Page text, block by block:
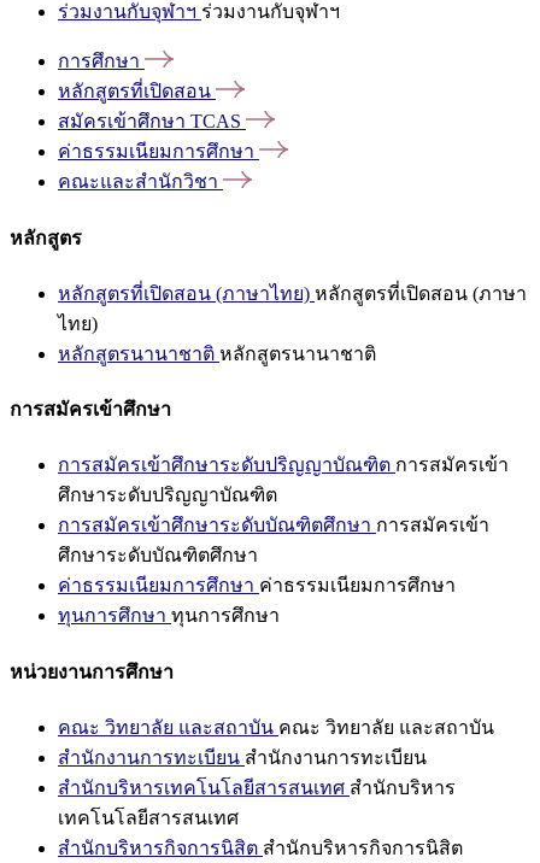
ร่วมงานกับจุฬาฯ ร่วมงานกับจุฬาฯ
การศึกษา
หลักสูตรที่เปิดสอน
สมัครเข้าศึกษา TCAS
ค่าธรรมเนียมการศึกษา
คณะและสำนักวิชา
หลักสูตร
หลักสูตรที่เปิดสอน (ภาษาไทย) หลักสูตรที่เปิดสอน (ภาษา
ไทย)
หลักสูตรนานาชาติ หลักสูตรนานาชาติ
การสมัครเข้าศึกษา
การสมัครเข้าศึกษาระดับปริญญาบัณฑิต การสมัครเข้า
ศึกษาระดับปริญญาบัณฑิต
การสมัครเข้าศึกษาระดับบัณฑิตศึกษา การสมัครเข้า
ศึกษาระดับบัณฑิตศึกษา
ค่าธรรมเนียมการศึกษา ค่าธรรมเนียมการศึกษา
ทุนการศึกษา ทุนการศึกษา
หน่วยงานการศึกษา
คณะ วิทยาลัย และสถาบัน คณะ วิทยาลัย และสถาบัน
สำนักงานการทะเบียน สำนักงานการทะเบียน
สำนักบริหารเทคโนโลยีสารสนเทศ สำนักบริหาร
เทคโนโลยีสารสนเทศ
สำนักบริหารกิจการนิสิต สำนักบริหารกิจการนิสิต